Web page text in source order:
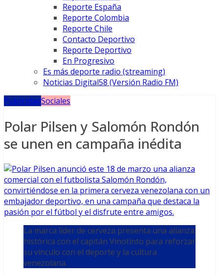
Reporte España
Reporte Colombia
Reporte Chile
Contacto Deportivo
Reporte Deportivo
En Progresivo
Es más deporte radio (streaming)
Noticias Digital58 (Versión Radio FM)
PublicidadSociales
Polar Pilsen y Salomón Rondón
se unen en campaña inédita
La marca líder de cerveza presenta una alianza
histórica con el capitán Vinotinto para reforzar
su vínculo con el deporte y la cultura
venezolana.